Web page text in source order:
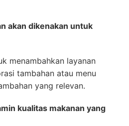
akan dikenakan untuk
menambahkan layanan
tambahan atau menu
yang relevan.
kualitas makanan yang